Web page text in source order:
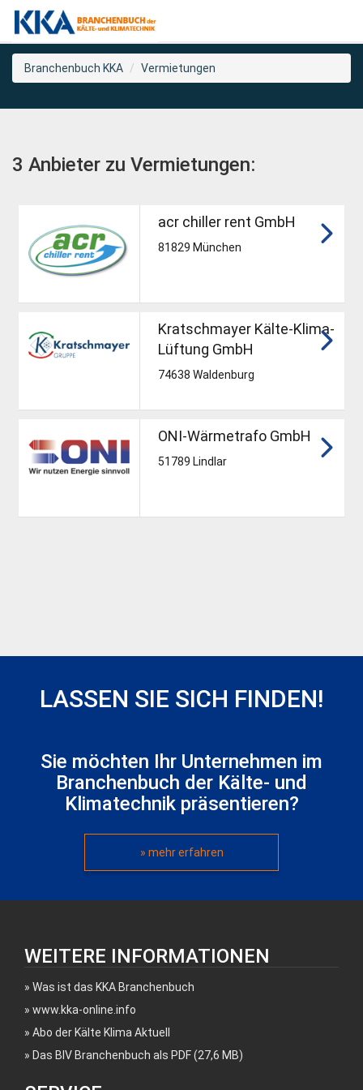
Branchenbuch KKA Vermietungen
3 Anbieter zu Vermietungen:
acr chiller rent GmbH
81829 München
Kratschmayer Kälte-Klima-
Lüftung GmbH
74638 Waldenburg
ONI-Wärmetrafo GmbH
51789 Lindlar
LASSEN SIE SICH FINDEN!
Sie möchten Ihr Unternehmen im
Branchenbuch der Kälte- und
Klimatechnik präsentieren?
» mehr erfahren
WEITERE INFORMATIONEN
Was ist das KKA Branchenbuch
www.kka-online.info
Abo der Kälte Klima Aktuell
Das BIV Branchenbuch als PDF (27,6 MB)